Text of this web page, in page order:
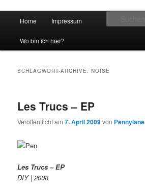
vidgames.de
Zum Inhalt wechseln
Zum sekundären Inhalt wechseln
Home Impressum
Wo bin ich hier?
SCHLAGWORT-ARCHIVE:NOISE
Les Trucs – EP
Veröffentlicht am7. April 2009von Pennylane
Les Trucs – EP
DIY | 2008